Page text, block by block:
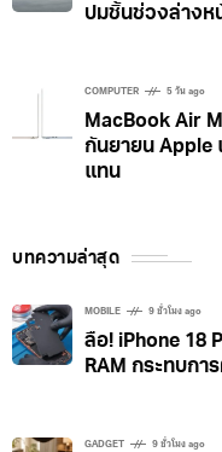
ปมชิ้นช่วงล่างห
COMPUTER 5 วัน ago
MacBook Air
กันยายน Apple
แทน
บทความล่าสุด
MOBILE 9 ชั่วโมง ago
ลือ! iPhone 18
RAM กระทบกา
GADGET 9 ชั่วโมง ago